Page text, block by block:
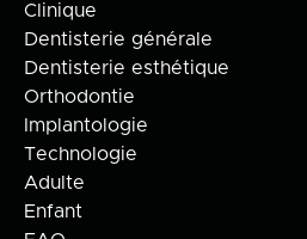
Clinique
Dentisterie générale
Dentisterie esthétique
Orthodontie
Implantologie
Technologie
Adulte
Enfant